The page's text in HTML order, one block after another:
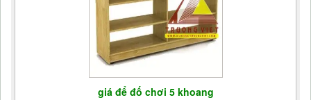
giá để đố chơi 5 khoang